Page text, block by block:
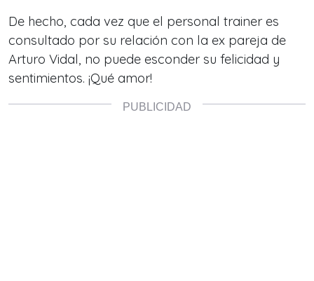
De hecho, cada vez que el personal trainer es
consultado por su relación con la ex pareja de
Arturo Vidal, no puede esconder su felicidad y
sentimientos. ¡Qué amor!